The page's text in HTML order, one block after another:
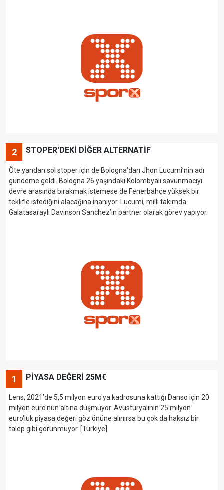
2 STOPER'DEKİ DİĞER ALTERNATİF
Öte yandan sol stoper için de Bologna’dan Jhon Lucumi’nin adı
gündeme geldi. Bologna 26 yaşındaki Kolombyalı savunmacıyı
devre arasında bırakmak istemese de Fenerbahçe yüksek bir
teklifle istediğini alacağına inanıyor. Lucumi, milli takımda
Galatasaraylı Davinson Sanchez’in partner olarak görev yapıyor.
1 PİYASA DEĞERİ 25M€
Lens, 2021’de 5,5 milyon euro'ya kadrosuna kattığı Danso için 20
milyon euro'nun altına düşmüyor. Avusturyalının 25 milyon
euro'luk piyasa değeri göz önüne alınırsa bu çok da haksız bir
talep gibi görünmüyor. [Türkiye]